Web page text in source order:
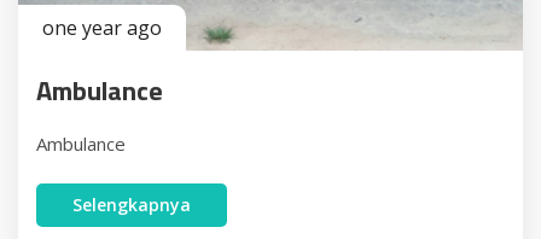
one year ago
Ambulance
Ambulance
Selengkapnya